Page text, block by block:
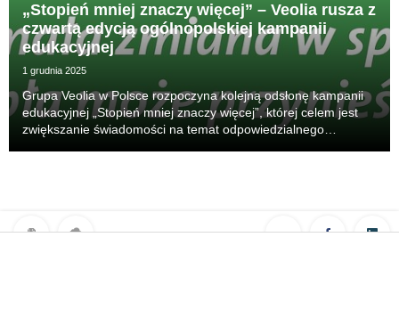
„Stopień mniej znaczy więcej” – Veolia rusza z
czwartą edycją ogólnopolskiej kampanii
edukacyjnej
1 grudnia 2025
Grupa Veolia w Polsce rozpoczyna kolejną odsłonę kampanii
edukacyjnej „Stopień mniej znaczy więcej”, której celem jest
zwiększanie świadomości na temat odpowiedzialnego